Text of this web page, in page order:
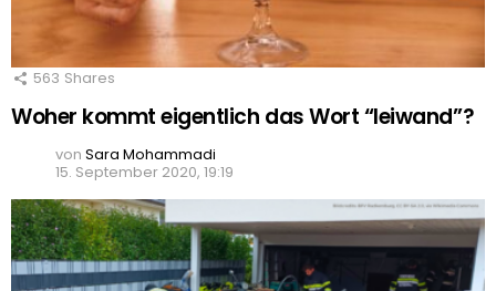
563 Shares
Woher kommt eigentlich das Wort “leiwand”?
von Sara Mohammadi
15. September 2020, 19:19